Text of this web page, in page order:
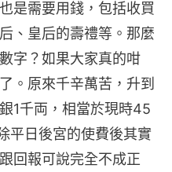
是需要用錢，包括收買
、皇后的壽禮等。那麼
字？如果大家真的咁
。原來千辛萬苦，升到
1千両，相當於現時45
平日後宮的使費後其實
回報可說完全不成正